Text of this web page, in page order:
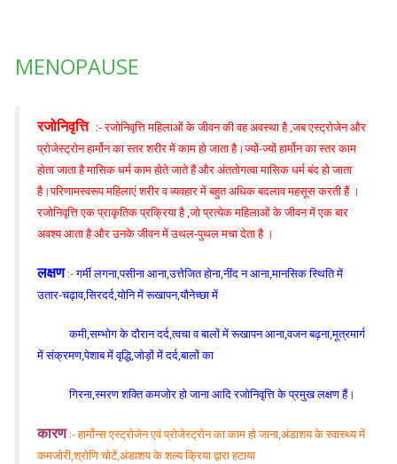
MENOPAUSE
रजोनिवृत्ति :- रजोनिवृत्ति महिलाओं के जीवन की वह अवस्था है ,जब एस्ट्रोजेन और
प्रोजेस्ट्रोन हार्मोन का स्तर शरीर में काम हो जाता है।ज्यों-ज्यों हार्मोन का स्तर काम
होता जाता है मासिक धर्म काम होते जाते हैं और अंततोगत्वा मासिक धर्म बंद हो जाता
है।परिणामस्वरूप महिलाएं शरीर व व्यवहार में बहुत अधिक बदलाव महसूस करती हैं ।
रजोनिवृत्ति एक प्राकृतिक प्रक्रिया है ,जो प्रत्येक महिलाओं के जीवन में एक बार
अवश्य आता है और उनके जीवन में उथल-पुथल मचा देता है ।
लक्षण :-गर्मी लगना,पसीना आना,उत्तेजित होना,नींद न आना,मानसिक स्थिति में
उतार-चढ़ाव,सिरदर्द,योनि में रूखापन,यौनेच्छा में
कमी,सम्भोग के दौरान दर्द,त्वचा व बालों में रूखापन आना,वजन बढ़ना,मूत्रमार्ग
में संक्रमण,पेशाब में वृद्धि,जोड़ों में दर्द,बालों का
गिरना,स्मरण शक्ति कमजोर हो जाना आदि रजोनिवृत्ति के प्रमुख लक्षण हैं।
कारण:- हार्मोन्स एस्ट्रोजेन एवं प्रोजेस्ट्रोन का काम हो जाना,अंडाशय के स्वास्थ्य में
कमजोरी,श्रोणि चोटें,अंडाशय के शल्य क्रिया द्वारा हटाया